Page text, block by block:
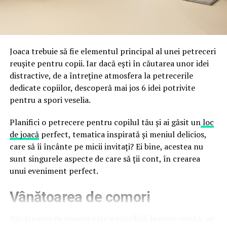
durata de viață a amenajării, indiferent de câte sezoane
false până la tentative de furt al datelor personale și
financiare. Instituția recomandă verificarea atentă a
sursei mesajelor și raportarea incidentelor la numărul
unic 1911.
Campaniile identificate în ultimele săptămâni folosesc
false de streaming, coduri QR malițioase și mesaje care
promit bilete, rambursări, premii sau acces gratuit la
meciuri. FBI a emis în luna mai un avertisment privind
site-urile care clonează platforma oficială prin
modificări minore ale denumirii domeniului, precum
a colecta date personale și bancare.
Joaca trebuie să fie elementul principal al unei petreceri
reușite pentru copii. Iar dacă ești în căutarea unor idei
distractive, de a întreține atmosfera la petrecerile
dedicate copiilor, descoperă mai jos 6 idei potrivite
pentru a spori veselia.
Planifici o petrecere pentru copilul tău și ai găsit unloc
de joacăperfect, tematica inspirată și meniul delicios,
care să îi încânte pe micii invitați? Ei bine, acestea nu
sunt singurele aspecte de care să ții cont, în crearea
unui eveniment perfect.
Vânătoarea de comori